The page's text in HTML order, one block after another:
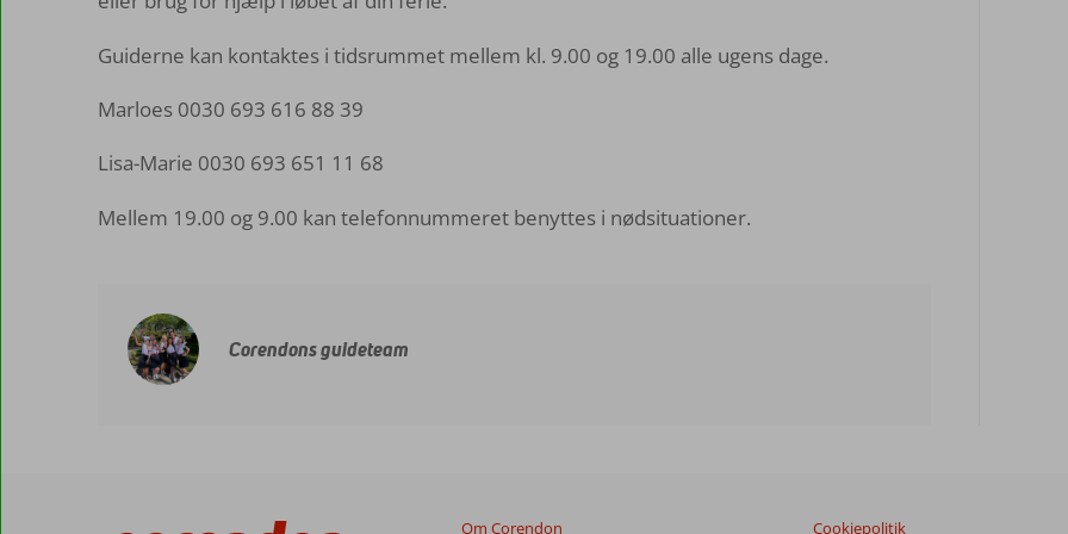
Guiderne kan kontaktes i tidsrummet mellem kl. 9.00 og 19.00 alle ugens dage.
Marloes 0030 693 616 88 39
Lisa-Marie 0030 693 651 11 68
Mellem 19.00 og 9.00 kan telefonnummeret benyttes i nødsituationer.
Corendons guideteam
Om Corendon Cookiepolitik